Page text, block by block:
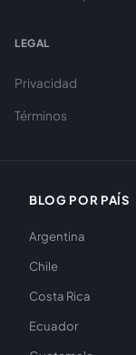
LEGAL
Privacidad
Términos
BLOG POR PAÍS
Argentina
Chile
Costa Rica
Ecuador